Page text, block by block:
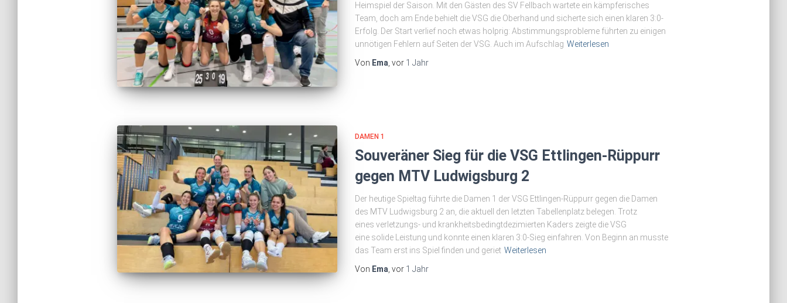
Heimspiel der Saison. Mit den Gästen des SV Fellbach wartete ein kämpferisches
Team, doch am Ende behielt die VSG die Oberhand und sicherte sich einen klaren 3:0-
Erfolg. Der Start verlief noch etwas holprig: Abstimmungsprobleme führten zu einigen
unnötigen Fehlern auf Seiten der VSG. Auch im Aufschlag Weiterlesen
Von Ema, vor 1 Jahr
DAMEN 1
Souveräner Sieg für die VSG Ettlingen-Rüppurr
gegen MTV Ludwigsburg 2
Der heutige Spieltag führte die Damen 1 der VSG Ettlingen-Rüppurr gegen die Damen
des MTV Ludwigsburg 2 an, die aktuell den letzten Tabellenplatz belegen. Trotz
eines verletzungs- und krankheitsbedingtdezimierten Kaders zeigte die VSG
eine solide Leistung und konnte einen klaren 3:0-Sieg einfahren. Von Beginn an musste
das Team erst ins Spiel finden und geriet Weiterlesen
Von Ema , vor 1 Jahr